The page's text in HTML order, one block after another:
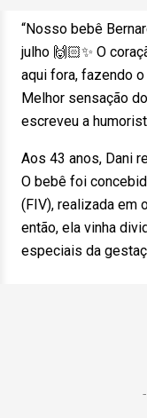
“Nosso bebê
julho 🙌🏻✨ O
aqui fora, fazendo
Melhor sensação
escreveu a
Aos 43 anos, Dani
O bebê foi
(FIV), realizada em
então, ela vinha
especiais da